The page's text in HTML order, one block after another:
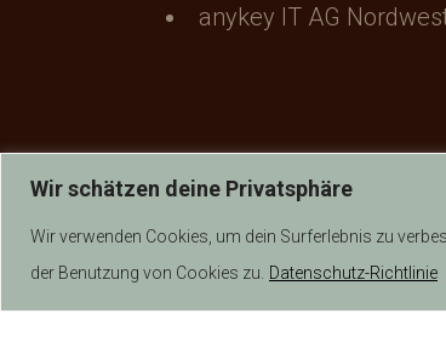
Wir schätzen deine Privatsphäre
Wir verwenden Cookies, um dein Surferlebnis zu
der Benutzung von Cookies zu. Datenschutz-Richtlinie
anykey IT AG